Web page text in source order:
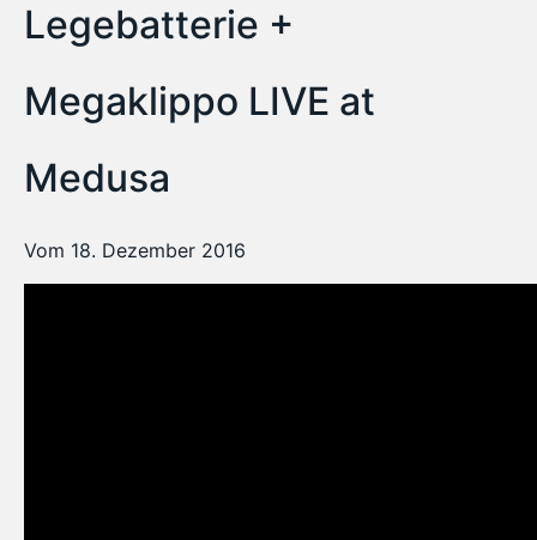
Legebatterie +
Megaklippo LIVE at
Medusa
Vom 18. Dezember 2016